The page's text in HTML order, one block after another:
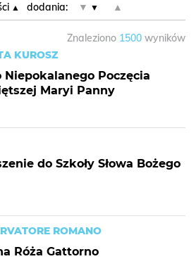
dodania: ▼ ▲
Znaleziono 1500 wyników
KUROSZ
Niepokalanego Poczęcia
Maryi Panny
do Szkoły Słowa Bożego
ROMANO
Róża Gattorno